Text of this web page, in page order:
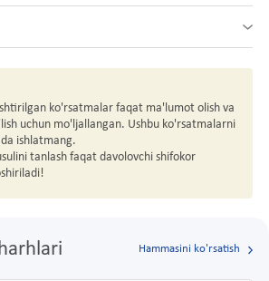
ko'rsatmalar faqat ma'lumot olish va
uchun mo'ljallangan. Ushbu ko'rsatmalarni
ishlatmang.
tanlash faqat davolovchi shifokor
Hammasini ko'rsatish